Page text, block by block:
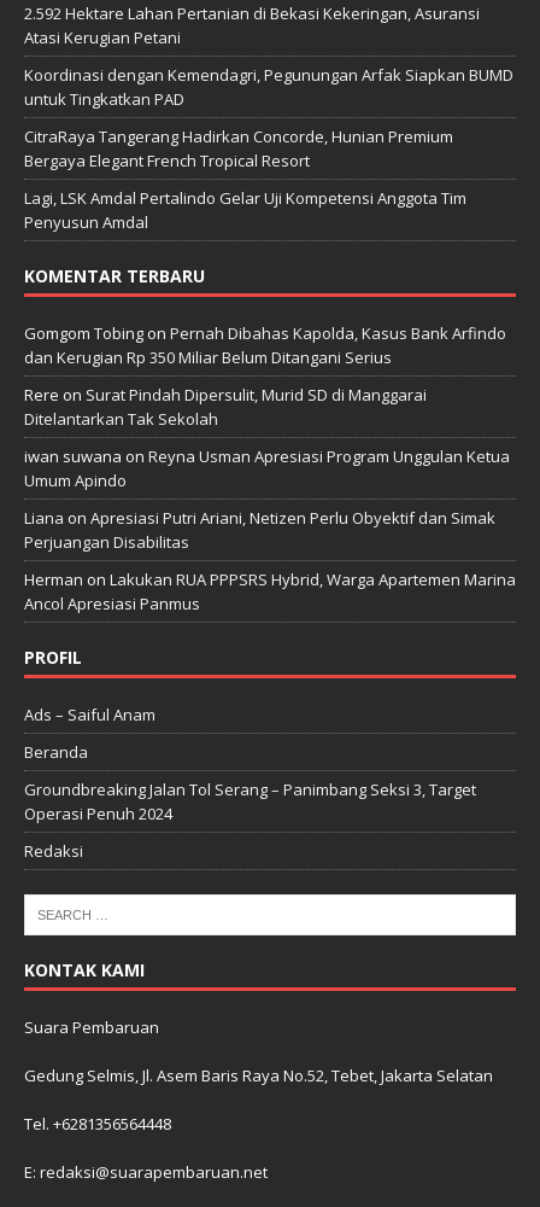
2.592 Hektare Lahan Pertanian di Bekasi Kekeringan, Asuransi
Atasi Kerugian Petani
Koordinasi dengan Kemendagri, Pegunungan Arfak Siapkan BUMD
untuk Tingkatkan PAD
CitraRaya Tangerang Hadirkan Concorde, Hunian Premium
Bergaya Elegant French Tropical Resort
Lagi, LSK Amdal Pertalindo Gelar Uji Kompetensi Anggota Tim
Penyusun Amdal
KOMENTAR TERBARU
Gomgom Tobing on Pernah Dibahas Kapolda, Kasus Bank Arfindo
dan Kerugian Rp 350 Miliar Belum Ditangani Serius
Rere on Surat Pindah Dipersulit, Murid SD di Manggarai
Ditelantarkan Tak Sekolah
iwan suwana on Reyna Usman Apresiasi Program Unggulan Ketua
Umum Apindo
Liana on Apresiasi Putri Ariani, Netizen Perlu Obyektif dan Simak
Perjuangan Disabilitas
Herman on Lakukan RUA PPPSRS Hybrid, Warga Apartemen Marina
Ancol Apresiasi Panmus
PROFIL
Ads – Saiful Anam
Beranda
Groundbreaking Jalan Tol Serang – Panimbang Seksi 3, Target
Operasi Penuh 2024
Redaksi
KONTAK KAMI
Suara Pembaruan
Gedung Selmis, Jl. Asem Baris Raya No.52, Tebet, Jakarta Selatan
Tel. +6281356564448
E: redaksi@suarapembaruan.net